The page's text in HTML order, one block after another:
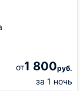
от1 800руб.
за 1 ночь